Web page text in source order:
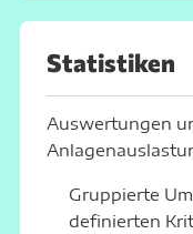
Statistiken
Auswertungen
Gruppierte
definierten